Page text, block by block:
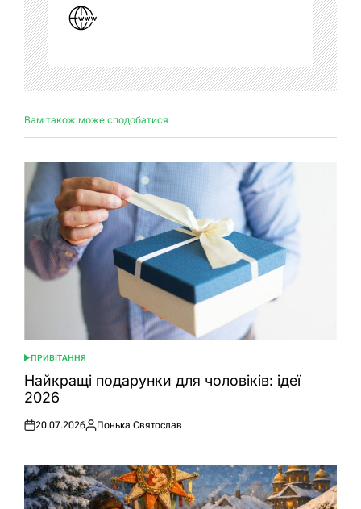
Вам також може сподобатися
ОПУБЛІКУВАТИ
У
ПРИВІТАННЯ
Найкращі подарунки для чоловіків: ідеї
2026
Оприлюднено
20.07.2026
Опубліковано
Понька Святослав